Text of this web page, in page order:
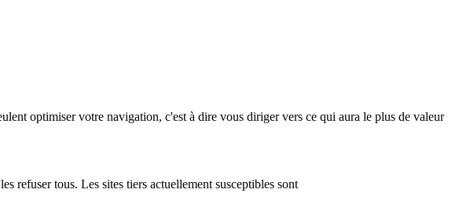
optimiser votre navigation, c'est à dire vous diriger vers ce qui aura le plus de valeur
refuser tous. Les sites tiers actuellement susceptibles sont